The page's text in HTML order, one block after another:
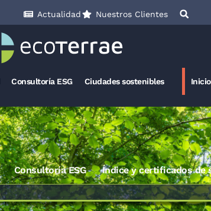
Actualidad Nuestros Clientes
Consultoría ESG Ciudades sostenibles Inicio
Consultoría ESG Índice y certificados de